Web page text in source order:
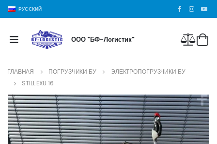
РУССКИЙ
ООО "БФ-Логистик"
ГЛАВНАЯ ПОГРУЗЧИКИ БУ
ЭЛЕКТРОПОГРУЗЧИКИ БУ
STILL EXU 16